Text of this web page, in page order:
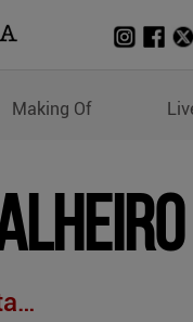
Prih
Making Of